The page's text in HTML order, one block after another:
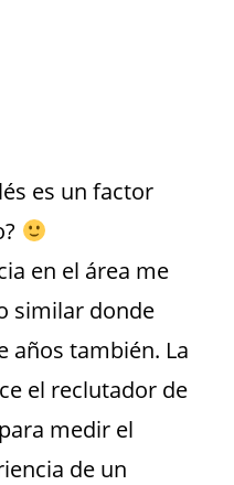
es un factor
en el área me
similar donde
años también. La
el reclutador de
medir el
de un